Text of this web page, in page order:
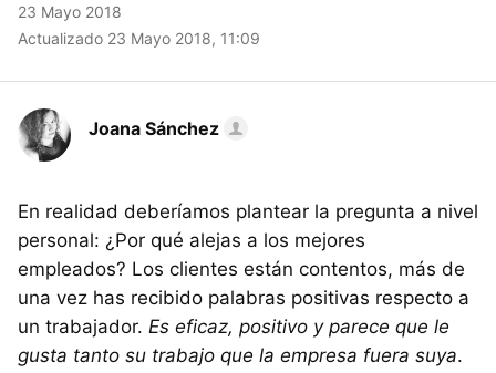
23 Mayo 2018
Actualizado 23 Mayo 2018, 11:09
Joana Sánchez
En realidad deberíamos plantear la pregunta a nivel
personal: ¿Por qué alejas a los mejores
empleados? Los clientes están contentos, más de
una vez has recibido palabras positivas respecto a
un trabajador. Es eficaz, positivo y parece que le
gusta tanto su trabajo que la empresa fuera suya.